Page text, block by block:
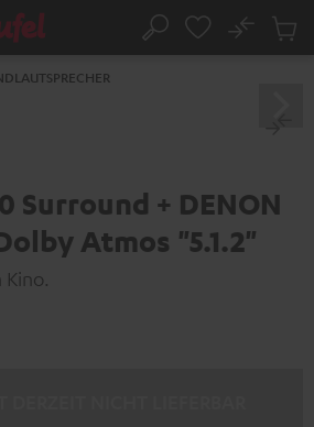
Suche
No
Surround + DENON
Atmos "5.1.2"
Kino.